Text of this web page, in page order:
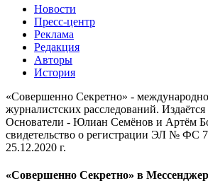
Новости
Пресс-центр
Реклама
Редакция
Авторы
История
«Совершенно Секретно» -
журналистских расследований. Издаётся
Основатели - Юлиан Семёнов и Артём
свидетельство о регистрации ЭЛ № ФС
25.12.2020 г.
«Совершенно Секретно» в